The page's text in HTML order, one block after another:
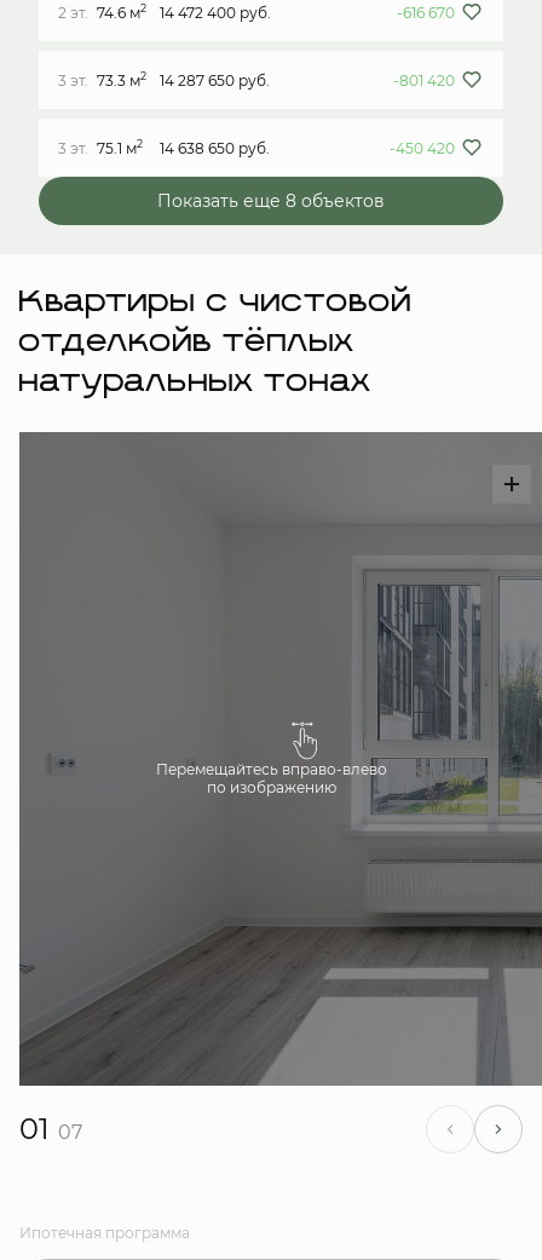
2 эт. 74.6 м2 14 472 400 руб. -616 670
3 эт. 73.3 м2 14 287 650 руб. -801 420
3 эт. 75.1 м2 14 638 650 руб. -450 420
Показать еще 8 объектов
Квартиры с чистовой
отделкойв тёплых
натуральных тонах
Перемещайтесь вправо-влево
по изображению
01 07
Ипотечная программа